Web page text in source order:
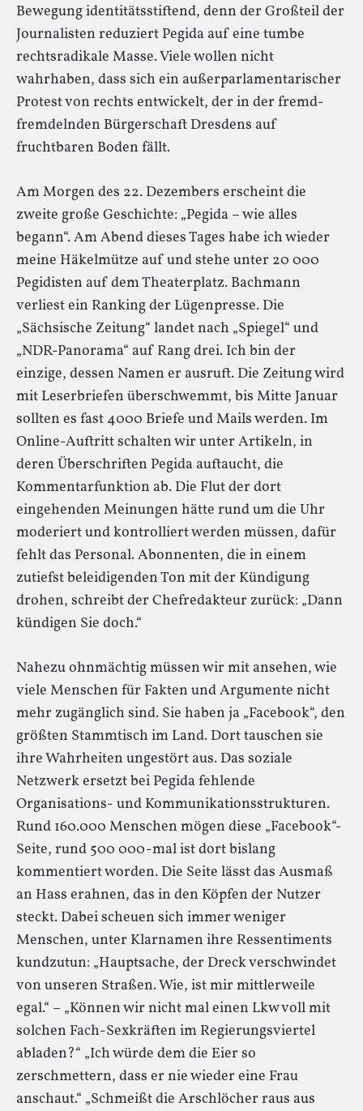
Bewegung identitätsstiftend, denn der Großteil der
Journalisten reduziert Pegida auf eine tumbe
rechtsradikale Masse. Viele wollen nicht
wahrhaben, dass sich ein außerparlamentarischer
Protest von rechts entwickelt, der in der fremd-
fremdelnden Bürgerschaft Dresdens auf
fruchtbaren Boden fällt.
Am Morgen des 22. Dezembers erscheint die
zweite große Geschichte: „Pegida – wie alles
begann“. Am Abend dieses Tages habe ich wieder
meine Häkelmütze auf und stehe unter 20 000
Pegidisten auf dem Theaterplatz. Bachmann
verliest ein Ranking der Lügenpresse. Die
„Sächsische Zeitung“ landet nach „Spiegel“ und
„NDR-Panorama“ auf Rang drei. Ich bin der
einzige, dessen Namen er ausruft. Die Zeitung wird
mit Leserbriefen überschwemmt, bis Mitte Januar
sollten es fast 4000 Briefe und Mails werden. Im
Online-Auftritt schalten wir unter Artikeln, in
deren Überschriften Pegida auftaucht, die
Kommentarfunktion ab. Die Flut der dort
eingehenden Meinungen hätte rund um die Uhr
moderiert und kontrolliert werden müssen, dafür
fehlt das Personal. Abonnenten, die in einem
zutiefst beleidigenden Ton mit der Kündigung
drohen, schreibt der Chefredakteur zurück: „Dann
kündigen Sie doch.“
Nahezu ohnmächtig müssen wir mit ansehen, wie
viele Menschen für Fakten und Argumente nicht
mehr zugänglich sind. Sie haben ja „Facebook“, den
größten Stammtisch im Land. Dort tauschen sie
ihre Wahrheiten ungestört aus. Das soziale
Netzwerk ersetzt bei Pegida fehlende
Organisations- und Kommunikationsstrukturen.
Rund 160.000 Menschen mögen diese „Facebook“-
Seite, rund 500 000-mal ist dort bislang
kommentiert worden. Die Seite lässt das Ausmaß
an Hass erahnen, das in den Köpfen der Nutzer
steckt. Dabei scheuen sich immer weniger
Menschen, unter Klarnamen ihre Ressentiments
kundzutun: „Hauptsache, der Dreck verschwindet
von unseren Straßen. Wie, ist mir mittlerweile
egal.“ – „Können wir nicht mal einen Lkw voll mit
solchen Fach-Sexkräften im Regierungsviertel
abladen?“ „Ich würde dem die Eier so
zerschmettern, dass er nie wieder eine Frau
anschaut.“ „Schmeißt die Arschlöcher raus aus